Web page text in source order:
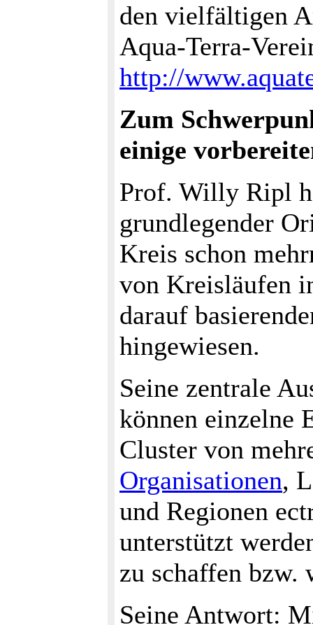
den vielfältigen
Aqua-Terra-
http://
Zum
einige
Prof. Willy Ripl
grundlegender
Kreis schon
von Kreisläufen
darauf
hingewiesen.
Seine zentrale
können einzelne
Cluster von
Organisationen,
und Regionen
unterstützt
zu schaffen bzw.
Seine Antwort: